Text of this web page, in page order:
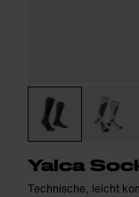
Yalca
Technische, leicht